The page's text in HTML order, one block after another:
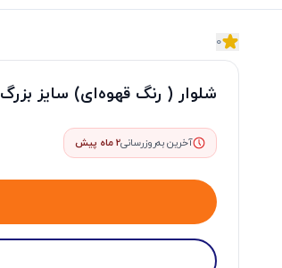
0
اسلاید بعدی
شلوار ( رنگ قهوه‌ای) سایز بزرگ
آخرین به‌روزرسانی2 ماه پیش